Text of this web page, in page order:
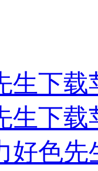
生下
生下
好色